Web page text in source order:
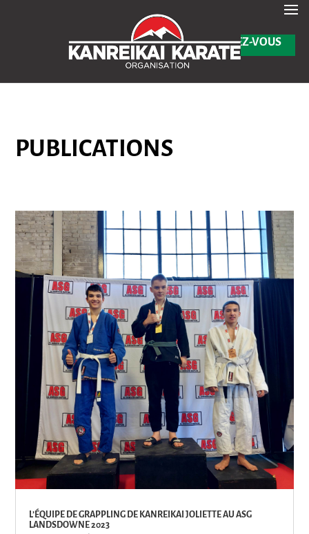
✕
En savoir plus
INSCRIVEZ-VOUS
PUBLICATIONS
L’ÉQUIPE DE GRAPPLING DE KANREIKAI JOLIETTE AU ASG
LANDSDOWNE 2023